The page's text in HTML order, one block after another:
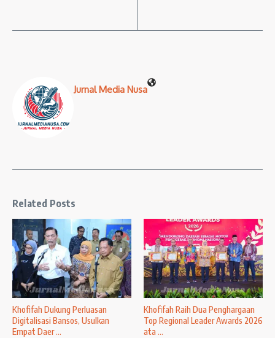
Jurnal Media Nusa
Related Posts
Khofifah Dukung Perluasan
Digitalisasi Bansos, Usulkan
Empat Daer ...
Khofifah Raih Dua Penghargaan
Top Regional Leader Awards 2026
ata ...